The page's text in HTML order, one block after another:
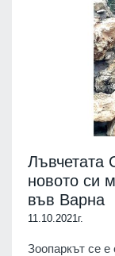
Лъвчетата
новото си
във Варна
11.10.2021г.
Зоопаркът се